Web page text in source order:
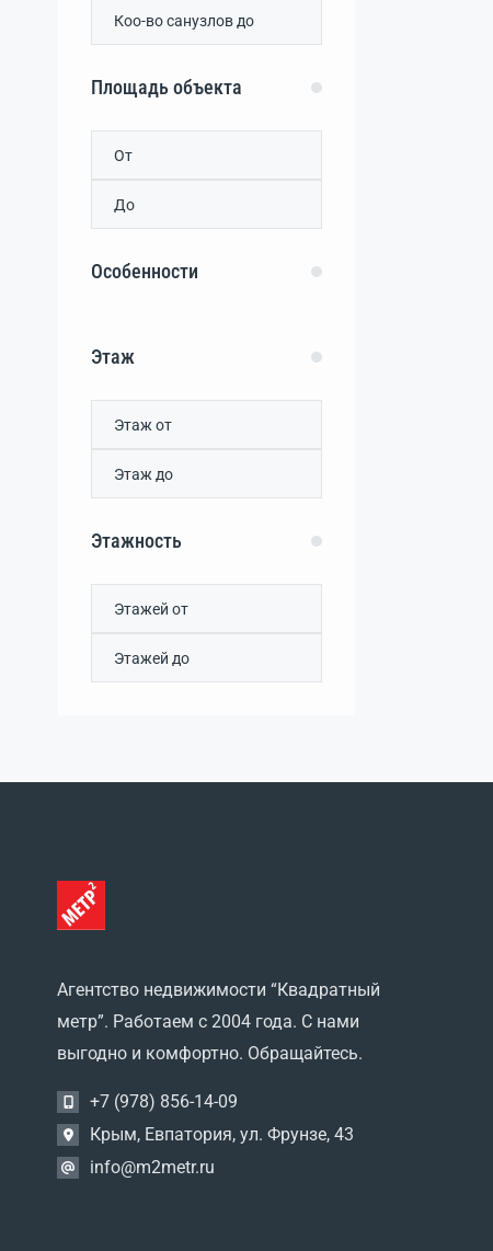
Дружное(0)
Живописное(0)
Камышинка(0)
Каштановое
Клиновка
Кольчугино(0)
Лазаревка(0)
Левадки(0)
Лесноселье
Лозовое(0)
Межгорное(0)
Молодежное
Нижнекурганное
Новоандреевка(0)
Раздолье
Родниковое (0)
садоводческий
Овощевод(0)
садоводческое
товарищество Вишенка
Площадь объекта
Особенности
Этаж
Этажность
Агентство недвижимости “Квадратный
метр”. Работаем с 2004 года. С нами
выгодно и комфортно. Обращайтесь.
+7 (978) 856-14-09
Крым, Евпатория, ул. Фрунзе, 43
info@m2metr.ru